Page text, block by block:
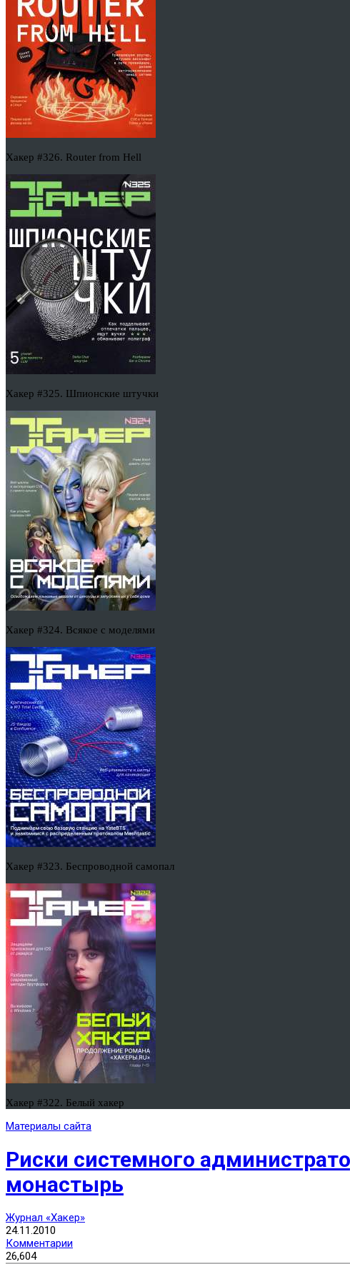
Хакер #326. Router from Hell
Хакер #325. Шпионские штучки
Хакер #324. Всякое с моделями
Хакер #323. Беспроводной самопал
Хакер #322. Белый хакер
Материалы сайта
Риски системного
монастырь
Журнал «Хакер»
24.11.2010
Комментарии
26,604